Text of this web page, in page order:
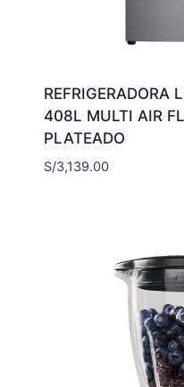
REFRIGERADORA
408L MULTI AIR
PLATEADO
S/3,139.00